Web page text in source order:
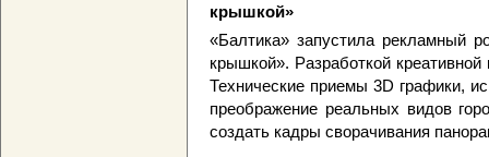
крышкой»
«Балтика» запустила рекламный
крышкой». Разработкой
Технические приемы 3D графики,
преображение реальных видов
создать кадры сворачивания